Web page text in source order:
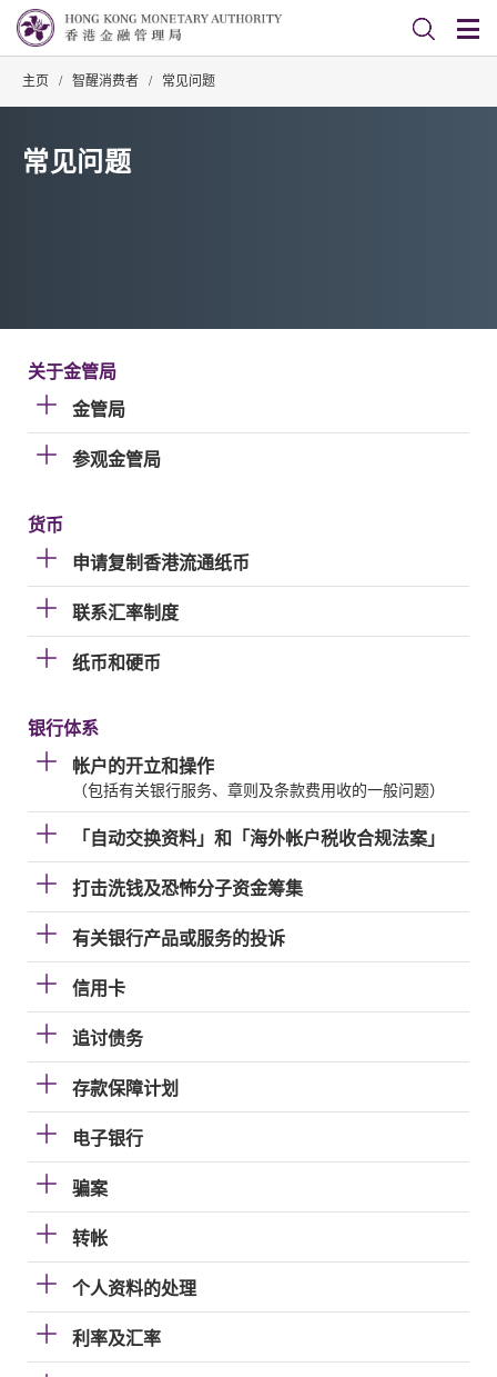
主页 / 智醒消费者 / 常见问题
常见问题
关于金管局
金管局
参观金管局
货币
申请复制香港流通纸币
联系汇率制度
纸币和硬币
银行体系
帐户的开立和操作
（包括有关银行服务、章则及条款费用收的一般问题）
「自动交换资料」和「海外帐户税收合规法案」
打击洗钱及恐怖分子资金筹集
有关银行产品或服务的投诉
信用卡
追讨债务
存款保障计划
电子银行
骗案
转帐
个人资料的处理
利率及汇率